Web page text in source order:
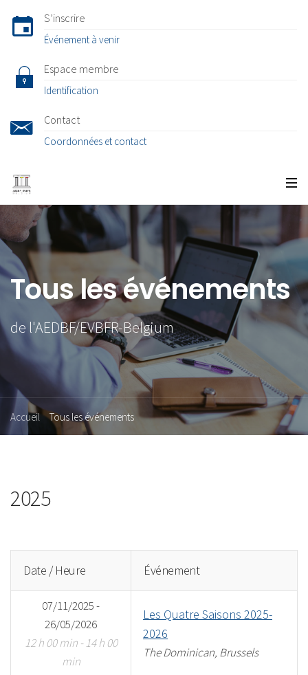
S’inscrire
Événement à venir
Espace membre
Identification
Contact
Coordonnées et contact
Tous les événements
de l'AEDBF/EVBFR-Belgium
Accueil Tous les événements
2025
Date / Heure Événement
07/11/2025 -
26/05/2026
12 h 00 min - 14 h 00
min
Les Quatre Saisons 2025-
2026
The Dominican, Brussels